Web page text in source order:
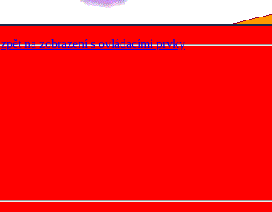
zpět na zobrazení s ovládacími prvky